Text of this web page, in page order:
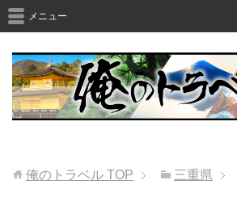
メニュー
俺のトラベル TOP 三重県